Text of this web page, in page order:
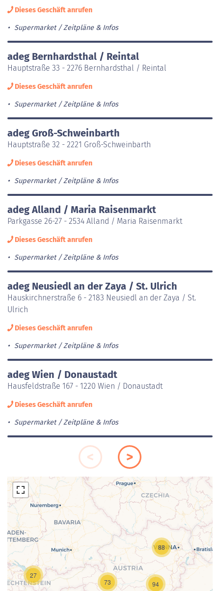
Dieses Geschäft anrufen
Supermarket Zeitpläne & Infos
adeg Bernhardsthal / Reintal
Hauptstraße 33 - 2276 Bernhardsthal / Reintal
Dieses Geschäft anrufen
Supermarket Zeitpläne & Infos
adeg Groß-Schweinbarth
Hauptstraße 32 - 2221 Groß-Schweinbarth
Dieses Geschäft anrufen
Supermarket Zeitpläne & Infos
adeg Alland / Maria Raisenmarkt
Parkgasse 26-27 - 2534 Alland / Maria Raisenmarkt
Dieses Geschäft anrufen
Supermarket Zeitpläne & Infos
adeg Neusiedl an der Zaya / St. Ulrich
Hauskirchnerstraße 6 - 2183 Neusiedl an der Zaya / St.
Ulrich
Dieses Geschäft anrufen
Supermarket Zeitpläne & Infos
adeg Wien / Donaustadt
Hausfeldstraße 167 - 1220 Wien / Donaustadt
Dieses Geschäft anrufen
Supermarket Zeitpläne & Infos
Laden der Karte...
27
73
94
88